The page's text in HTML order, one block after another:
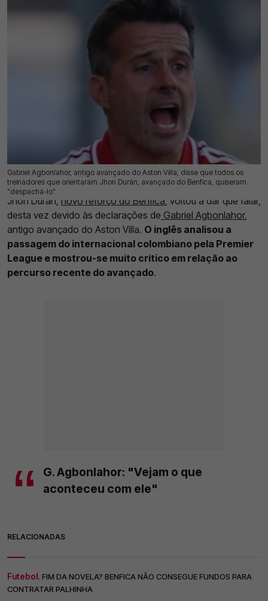
Gabriel Agbonlahor, antigo avançado do Aston Villa, disse que todos os
treinadores que orientaram Jhon Durán, avançado do Benfica, quiseram
"despachá-lo"
21 Jul 2026 | 15:53 | 0
Jhon Durán, novo reforço do Benfica , voltou a dar que falar,
desta vez devido às declarações de Gabriel Agbonlahor,
antigo avançado do Aston Villa. O inglês analisou a
passagem do internacional colombiano pela Premier
League e mostrou-se muito crítico em relação ao
percurso recente do avançado.
G. Agbonlahor: "Vejam o que
aconteceu com ele"
RELACIONADAS
Futebol. FIM DA NOVELA? BENFICA NÃO CONSEGUE FUNDOS PARA
CONTRATAR PALHINHA